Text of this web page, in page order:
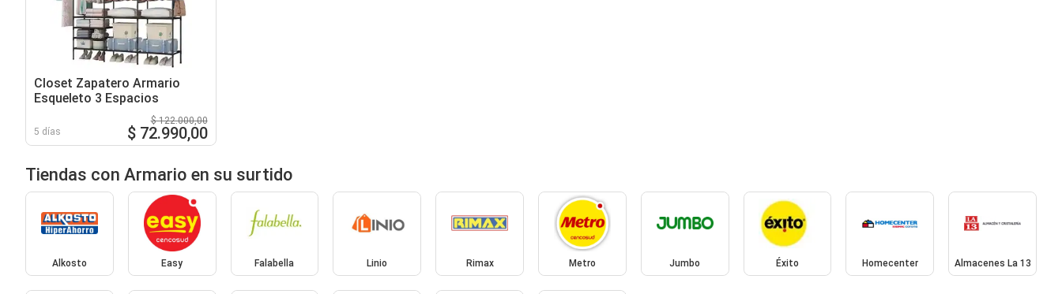
Closet Zapatero Armario
Esqueleto 3 Espacios
5 días
$ 122.000,00
$ 72.990,00
Tiendas con Armario en su surtido
Alkosto Easy Falabella Linio Rimax Metro Jumbo Éxito Homecenter Almacenes La 13